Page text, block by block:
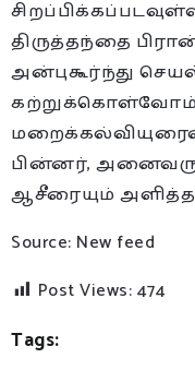
திருத்தந்தை
அன்புகூர்ந்து
கற்றுக்கொள்வோம்
பின்னர்,
ஆசீரையும்
Source: New feed
Post Views:474
Tags: